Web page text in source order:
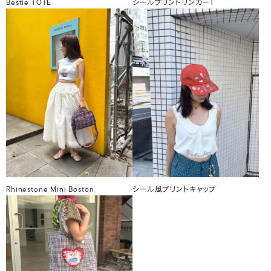
Bestie TOTE シールプリントリンガーT
Rhinestone Mini Boston シール風プリントキャップ